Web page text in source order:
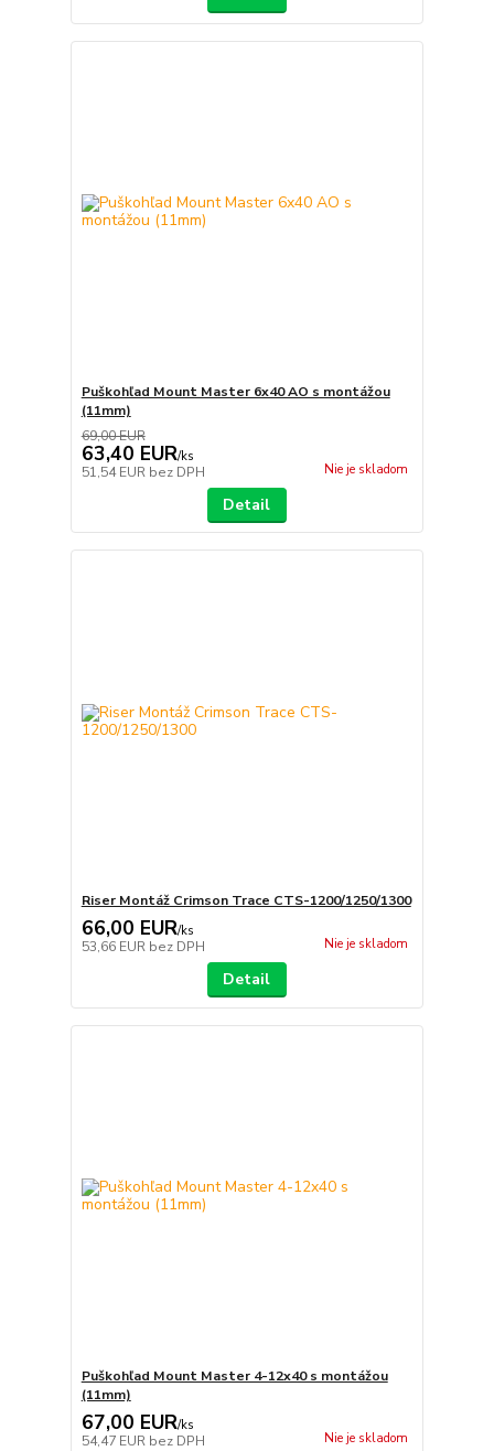
Puškohľad Mount Master 6x40 AO s montážou
(11mm)
69,00 EUR
63,40 EUR/ks
51,54 EUR bez DPH Nie je skladom
Detail
Riser Montáž Crimson Trace CTS-1200/1250/1300
66,00 EUR/ks
53,66 EUR bez DPH Nie je skladom
Detail
Puškohľad Mount Master 4-12x40 s montážou
(11mm)
67,00 EUR/ks
54,47 EUR bez DPH Nie je skladom